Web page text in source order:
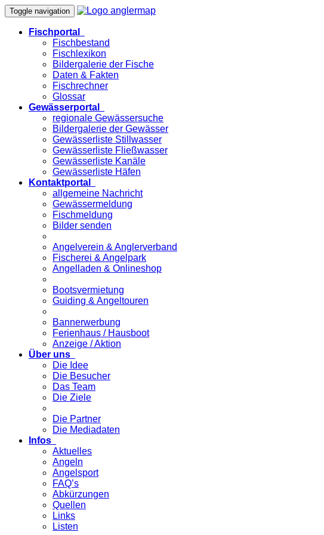
Toggle navigation
Fischportal
Fischbestand
Fischlexikon
Bildergalerie der Fische
Daten & Fakten
Fischrechner
Glossar
Gewässerportal
regionale Gewässersuche
Bildergalerie der Gewässer
Gewässerliste Stillwasser
Gewässerliste Fließwasser
Gewässerliste Kanäle
Gewässerliste Häfen
Kontaktportal
allgemeine Nachricht
Gewässermeldung
Fischmeldung
Bilder senden
Angelverein & Anglerverband
Fischerei & Angelpark
Angelladen & Onlineshop
Bootsvermietung
Guiding & Angeltouren
Bannerwerbung
Ferienhaus / Hausboot
Anzeige / Aktion
Über uns
Die Idee
Die Besucher
Das Team
Die Ziele
Die Partner
Die Mediadaten
Infos
Aktuelles
Angeln
Angelsport
FAQ’s
Abkürzungen
Quellen
Links
Listen